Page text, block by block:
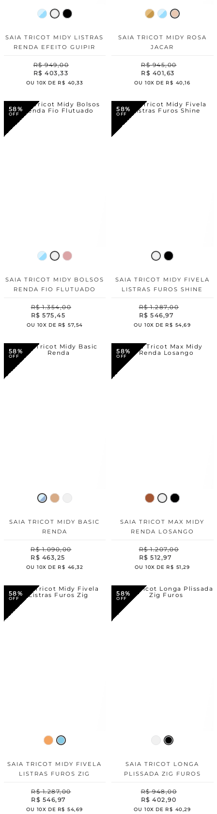
SAIA TRICOT MIDY LISTRAS
RENDA EFEITO GUIPIR
R$ 949,00
R$ 403,33
OU10X DE R$ 40,33
SAIA TRICOT MIDY ROSA
JACAR
R$ 945,00
R$ 401,63
OU10X DE R$ 40,16
58%
SAIA TRICOT MIDY BOLSOS
RENDA FIO FLUTUADO
R$ 1.354,00
R$ 575,45
OU 10X DE R$ 57,54
58%
SAIA TRICOT MIDY FIVELA
LISTRAS FUROS SHINE
R$ 1.287,00
R$ 546,97
OU10X DE R$ 54,69
58%
SAIA TRICOT MIDY BASIC
RENDA
R$ 1.090,00
R$ 463,25
OU10X DE R$ 46 ,32
58%
SAIA TRICOT MAX MIDY
RENDA LOSANGO
R$ 1.207,00
R$ 512,97
OU10X DE R$ 51 ,29
58%
SAIA TRICOT MIDY FIVELA
LISTRAS FUROS ZIG
R$ 1.287,00
R$ 546,97
OU 10X DE R$ 54,69
58%
SAIA TRICOT LONGA
PLISSADA ZIG FUROS
R$ 948,00
R$ 402,90
OU10X DE R$ 40,29